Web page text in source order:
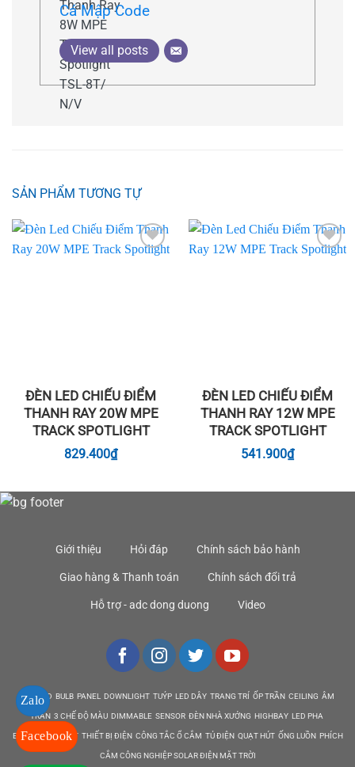
Cá Mập Code
View all posts
SẢN PHẨM TƯƠNG TỰ
Add to
ĐÈN LED CHIẾU ĐIỂM
THANH RAY 20W MPE
TRACK SPOTLIGHT
829.400₫
Add to
ĐÈN LED CHIẾU ĐIỂM
THANH RAY 12W MPE
TRACK SPOTLIGHT
541.900₫
Giới thiệu Hỏi đáp Chính sách bảo hành
Giao hàng & Thanh toán Chính sách đổi trả
Hỗ trợ - adc dong duong Video
DEN LED BULB PANEL DOWNLIGHT TUÝP LED DÂY TRANG TRÍ ỐP TRẦN CEILING ÂM
TRẦN 3 CHẾ ĐỘ MÀU DIMMABLE SENSOR ĐÈN NHÀ XƯỞNG HIGHBAY LED PHA
EMERGENCY EXIT THIẾT BỊ ĐIỆN CÔNG TẮC Ổ CẮM TỦ ĐIỆN QUẠT HÚT ỐNG LUỒN PHÍCH
CẮM CÔNG NGHIỆP SOLAR ĐIỆN MẶT TRỜI
Zalo
Facebook